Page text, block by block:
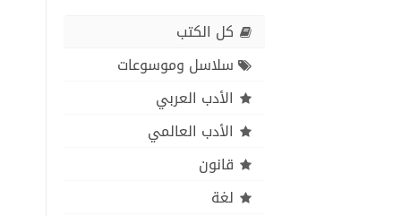
كل الكتب
سلاسل وموسوعات
الأدب العربي
الأدب العالمي
قانون
لغة